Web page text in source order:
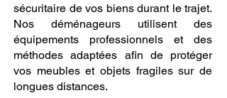
sécuritaire de vos biens durant le trajet.
Nos déménageurs utilisent des
équipements professionnels et des
méthodes adaptées afin de protéger
vos meubles et objets fragiles sur de
longues distances.